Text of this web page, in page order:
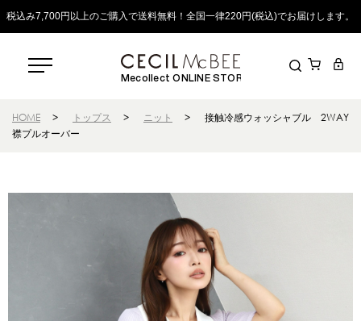
税込み7,700円以上のご購入で送料無料！全国一律220円(税込)でお届けします。
Mecollect ONLINE STORE
HOME > トップス > ニット >
接触冷感ウォッシャブル 2WAY
襟プルオーバー